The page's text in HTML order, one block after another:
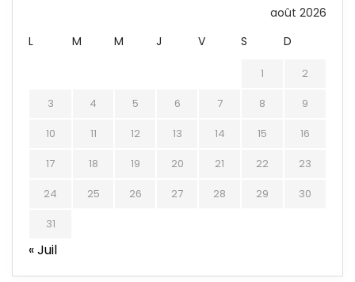
août 2026
L
M M J V S D
1
2
3
4 5 6 7 8
9
10
11 12 13 14 15
16
17
18 19 20 21 22
23
24
25 26 27 28 29
30
31
« Juil